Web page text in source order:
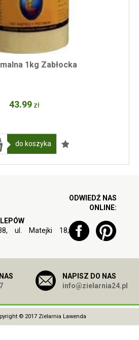
1kg Zabłocka
43.99 zł
do koszyka
ul. Matejki 18;
ODWIEDŹ NAS
ONLINE:
NAPISZ DO NAS
info@zielarnia24.pl
© 2017 Zielarnia Lawenda